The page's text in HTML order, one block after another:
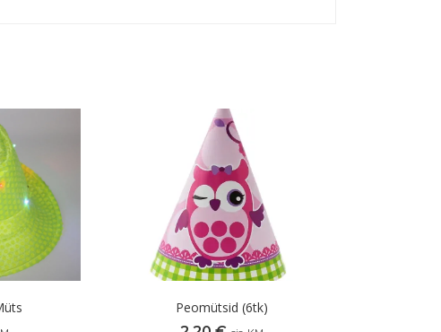
Peomütsid (6tk)